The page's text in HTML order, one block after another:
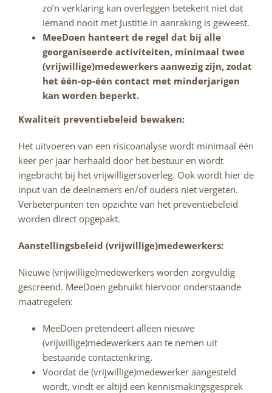
zo’n verklaring kan overleggen betekent niet dat
iemand nooit met Justitie in aanraking is geweest.
MeeDoen hanteert de regel dat bij alle
georganiseerde activiteiten, minimaal twee
(vrijwillige)medewerkers aanwezig zijn, zodat
het één-op-één contact met minderjarigen
kan worden beperkt.
Kwaliteit preventiebeleid bewaken:
Het uitvoeren van een risicoanalyse wordt minimaal één
keer per jaar herhaald door het bestuur en wordt
ingebracht bij het vrijwilligersoverleg. Ook wordt hier de
input van de deelnemers en/of ouders niet vergeten.
Verbeterpunten ten opzichte van het preventiebeleid
worden direct opgepakt.
Aanstellingsbeleid (vrijwillige)medewerkers:
Nieuwe (vrijwillige)medewerkers worden zorgvuldig
gescreend. MeeDoen gebruikt hiervoor onderstaande
maatregelen:
MeeDoen pretendeert alleen nieuwe
(vrijwillige)medewerkers aan te nemen uit
bestaande contactenkring.
Voordat de (vrijwillige)medewerker aangesteld
wordt, vindt er altijd een kennismakingsgesprek